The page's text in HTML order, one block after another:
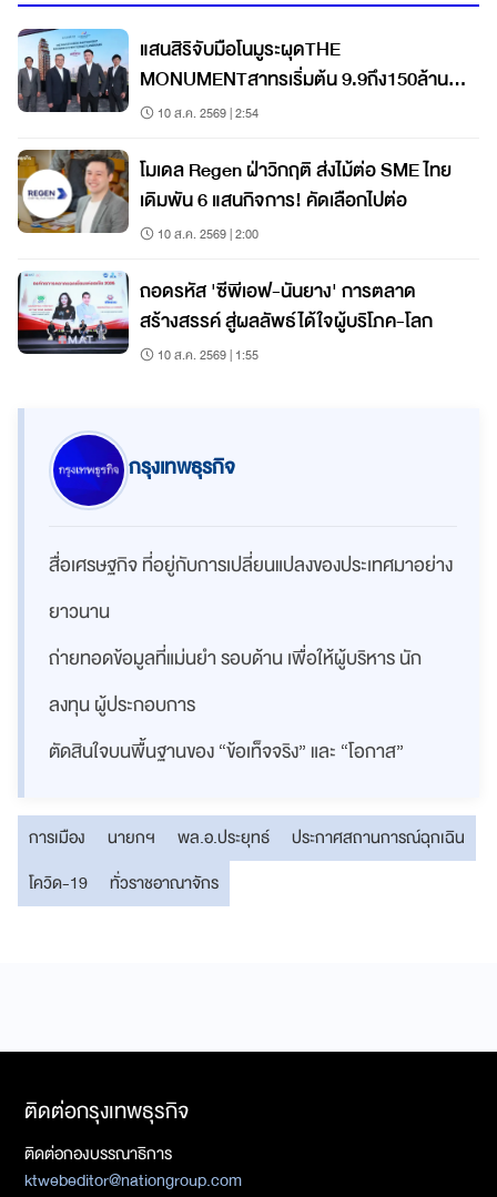
แสนสิริจับมือโนมูระผุดTHE
MONUMENTสาทรเริ่มต้น 9.9ถึง150ล้าน
เจาะHNWIs
10 ส.ค. 2569 | 2:54
โมเดล Regen ฝ่าวิกฤติ ส่งไม้ต่อ SME ไทย
เดิมพัน 6 แสนกิจการ! คัดเลือกไปต่อ
10 ส.ค. 2569 | 2:00
ถอดรหัส 'ซีพีเอฟ-นันยาง' การตลาด
สร้างสรรค์ สู่ผลลัพธ์ได้ใจผู้บริโภค-โลก
10 ส.ค. 2569 | 1:55
กรุงเทพธุรกิจ
สื่อเศรษฐกิจ ที่อยู่กับการเปลี่ยนแปลงของประเทศมาอย่าง
ยาวนาน
ถ่ายทอดข้อมูลที่แม่นยำ รอบด้าน เพื่อให้ผู้บริหาร นัก
ลงทุน ผู้ประกอบการ
ตัดสินใจบนพื้นฐานของ “ข้อเท็จจริง” และ “โอกาส”
การเมือง นายกฯ พล.อ.ประยุทธ์
ประกาศสถานการณ์ฉุกเฉิน
โควิด-19
ทั่วราชอาณาจักร
ติดต่อกรุงเทพธุรกิจ
ติดต่อกองบรรณาธิการ
ktwebeditor@nationgroup.com